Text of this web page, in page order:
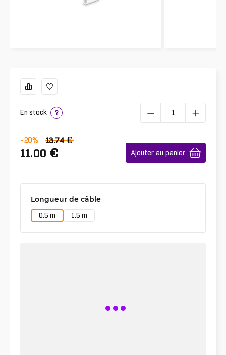
En stock ?
-20% 13.74 €
11.00 € Ajouter au panier
Longueur de câble
0.5 m 1.5 m